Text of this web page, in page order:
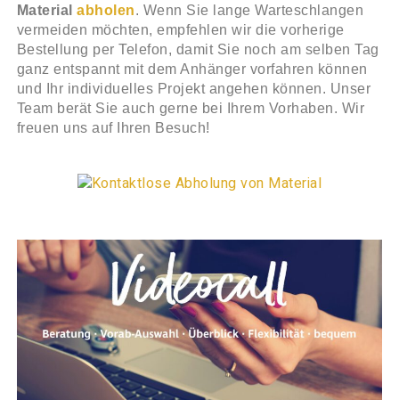
Materialabholen. Wenn Sie lange Warteschlangen
vermeiden möchten, empfehlen wir die vorherige
Bestellung per Telefon, damit Sie noch am selben Tag
ganz entspannt mit dem Anhänger vorfahren können
und Ihr individuelles Projekt angehen können. Unser
Team berät Sie auch gerne bei Ihrem Vorhaben. Wir
freuen uns auf Ihren Besuch!